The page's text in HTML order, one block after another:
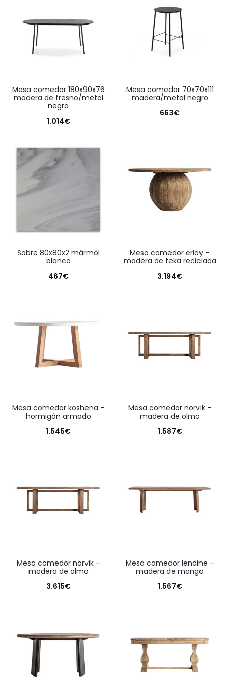
mesa comedor 180x90x76
madera de fresno/metal
negro
1.014€
mesa comedor 70x70x111
madera/metal negro
663€
sobre 80x80x2 mármol
blanco
467€
mesa comedor erloy –
madera de teka reciclada
3.194€
mesa comedor koshena –
hormigón armado
1.545€
mesa comedor norvik –
madera de olmo
1.587€
mesa comedor norvik –
madera de olmo
3.615€
mesa comedor lendine –
madera de mango
1.567€